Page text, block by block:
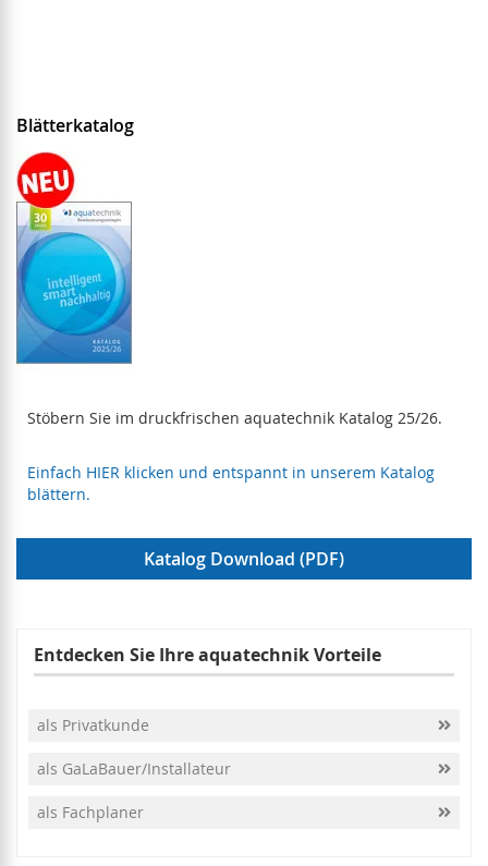
Blätterkatalog
Stöbern Sie im druckfrischen aquatechnik Katalog 25/26.
Einfach HIER klicken und entspannt in unserem Katalog
blättern.
Katalog Download (PDF)
Entdecken Sie Ihre aquatechnik Vorteile
als Privatkunde
als GaLaBauer/Installateur
als Fachplaner